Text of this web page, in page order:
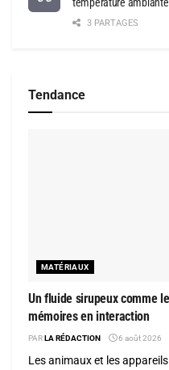
3 PARTAGES
Tendance
MATÉRIAUX
Un fluide sirupeux comme
mémoires en interaction
PARLA RÉDACTION 6 août 2026
Les animaux et les